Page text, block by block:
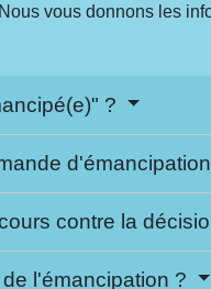
vous donnons les
?
contre la
l'émancipation ?